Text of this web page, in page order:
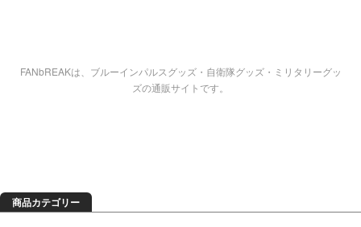
FANbREAKは、ブルーインパルスグッズ・自衛隊グッズ・ミリタリーグッ
ズの通販サイトです。
商品カテゴリー